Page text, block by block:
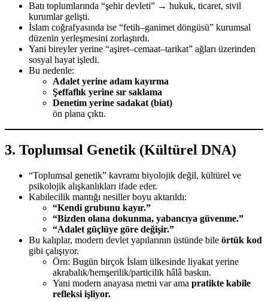
Batı toplumlarında “şehir devleti” → hukuk, ticaret, sivil
kurumlar gelişti.
İslam coğrafyasında ise “fetih–ganimet döngüsü” kurumsal
düzenin yerleşmesini zorlaştırdı.
Yani bireyler yerine “aşiret–cemaat–tarikat” ağları üzerinden
sosyal hayat işledi.
Bu nedenle:
Adalet yerine adam kayırma
Şeffaflık yerine sır saklama
Denetim yerine sadakat (biat)
ön plana çıktı.
3. Toplumsal Genetik (Kültürel DNA)
“Toplumsal genetik” kavramı biyolojik değil, kültürel ve
psikolojik alışkanlıkları ifade eder.
Kabilecilik mantığı nesiller boyu aktarıldı:
“Kendi grubunu kayır.”
“Bizden olana dokunma, yabancıya güvenme.”
“Adalet güçlüye göre değişir.”
Bu kalıplar, modern devlet yapılarının üstünde bile örtük kod
gibi çalışıyor.
Örn: Bugün birçok İslam ülkesinde liyakat yerine
akrabalık/hemşerilik/particilik hâlâ baskın.
Yani modern anayasa metni var ama pratikte kabile
refleksi işliyor.